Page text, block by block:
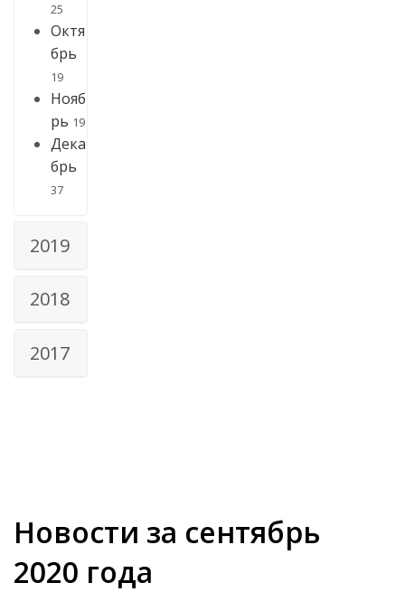
25
Октя
брь
19
Нояб
рь 19
Дека
брь
37
2019
2018
2017
Новости за сентябрь
2020 года